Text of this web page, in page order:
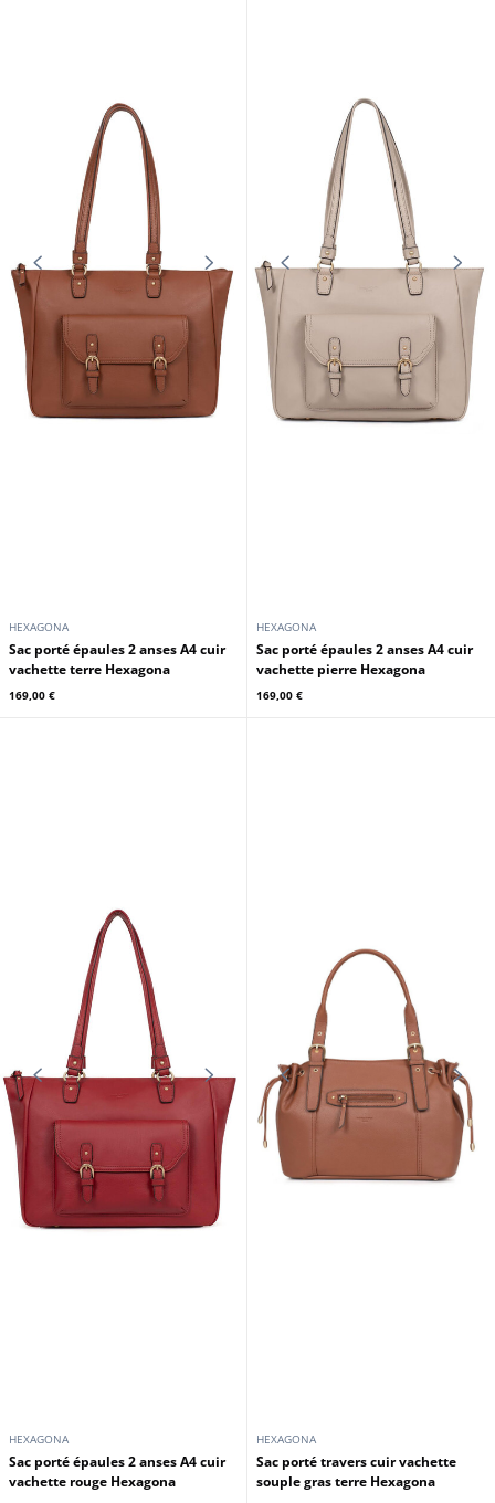
HEXAGONA
Sac porté épaules 2 anses A4 cuir
vachette terre Hexagona
169,00 €
HEXAGONA
Sac porté épaules 2 anses A4 cuir
vachette pierre Hexagona
169,00 €
HEXAGONA
Sac porté épaules 2 anses A4 cuir
vachette rouge Hexagona
HEXAGONA
Sac porté travers cuir vachette
souple gras terre Hexagona